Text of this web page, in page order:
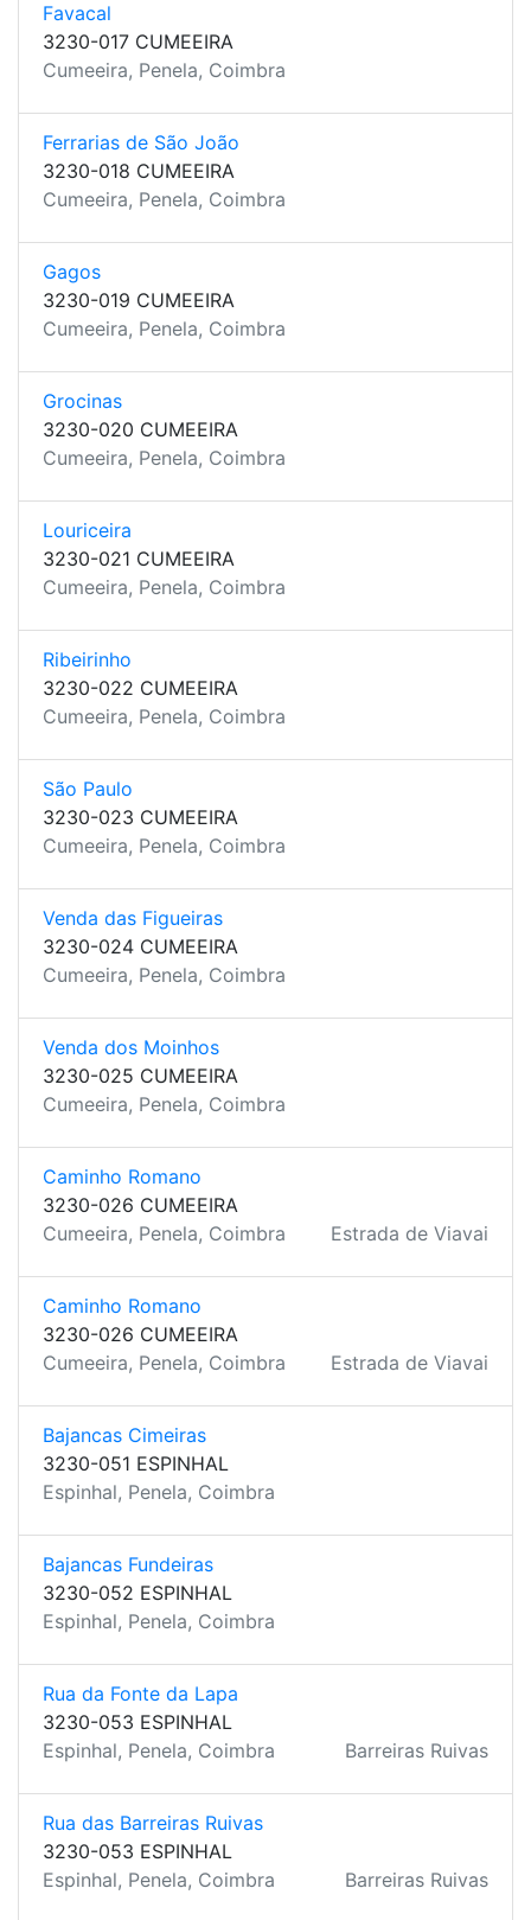
Favacal
3230-017 CUMEEIRA
Cumeeira, Penela, Coimbra
Ferrarias de São João
3230-018 CUMEEIRA
Cumeeira, Penela, Coimbra
Gagos
3230-019 CUMEEIRA
Cumeeira, Penela, Coimbra
Grocinas
3230-020 CUMEEIRA
Cumeeira, Penela, Coimbra
Louriceira
3230-021 CUMEEIRA
Cumeeira, Penela, Coimbra
Ribeirinho
3230-022 CUMEEIRA
Cumeeira, Penela, Coimbra
São Paulo
3230-023 CUMEEIRA
Cumeeira, Penela, Coimbra
Venda das Figueiras
3230-024 CUMEEIRA
Cumeeira, Penela, Coimbra
Venda dos Moinhos
3230-025 CUMEEIRA
Cumeeira, Penela, Coimbra
Caminho Romano
3230-026 CUMEEIRA
Cumeeira, Penela, Coimbra
Estrada de Viavai
Caminho Romano
3230-026 CUMEEIRA
Cumeeira, Penela, Coimbra
Estrada de Viavai
Bajancas Cimeiras
3230-051 ESPINHAL
Espinhal, Penela, Coimbra
Bajancas Fundeiras
3230-052 ESPINHAL
Espinhal, Penela, Coimbra
Rua da Fonte da Lapa
3230-053 ESPINHAL
Espinhal, Penela, Coimbra
Barreiras Ruivas
Rua das Barreiras Ruivas
3230-053 ESPINHAL
Espinhal, Penela, Coimbra
Barreiras Ruivas